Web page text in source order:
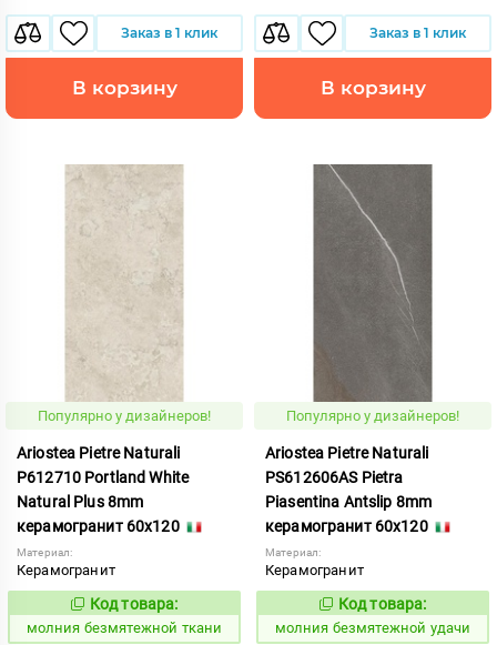
Заказ в 1 клик
В корзину
Заказ в 1 клик
В корзину
Популярно у дизайнеров!
Ariostea Pietre Naturali
P612710 Portland White
Natural Plus 8mm
керамогранит 60x120
Материал:
Керамогранит
1000605
Код товара:
молния безмятежной ткани
Популярно у дизайнеров!
Ariostea Pietre Naturali
PS612606AS Pietra
Piasentina Antslip 8mm
керамогранит 60x120
Материал:
Керамогранит
1000610
Код товара:
молния безмятежной удачи